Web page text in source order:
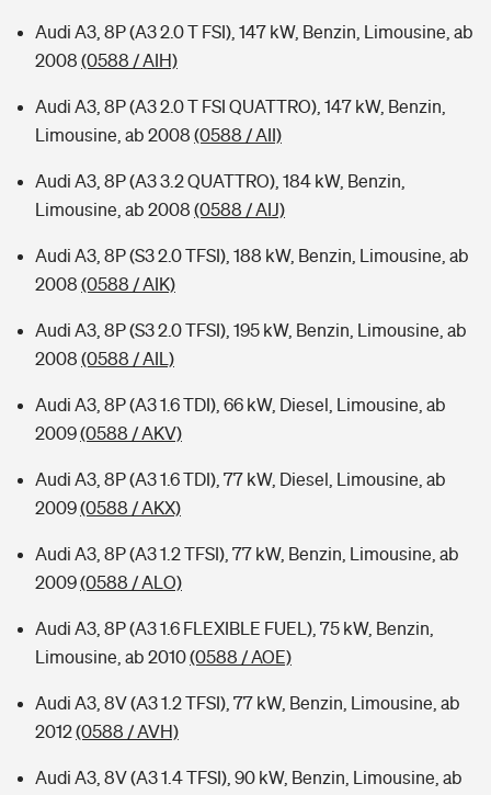
Audi A3, 8P (A3 2.0 T FSI), 147 kW, Benzin, Limousine, ab
2008 (0588 / AIH)
Audi A3, 8P (A3 2.0 T FSI QUATTRO), 147 kW, Benzin,
Limousine, ab 2008 (0588 / AII)
Audi A3, 8P (A3 3.2 QUATTRO), 184 kW, Benzin,
Limousine, ab 2008 (0588 / AIJ)
Audi A3, 8P (S3 2.0 TFSI), 188 kW, Benzin, Limousine, ab
2008 (0588 / AIK)
Audi A3, 8P (S3 2.0 TFSI), 195 kW, Benzin, Limousine, ab
2008 (0588 / AIL)
Audi A3, 8P (A3 1.6 TDI), 66 kW, Diesel, Limousine, ab
2009(0588 / AKV)
Audi A3, 8P (A3 1.6 TDI), 77 kW, Diesel, Limousine, ab
2009(0588 / AKX)
Audi A3, 8P (A3 1.2 TFSI), 77 kW, Benzin, Limousine, ab
2009(0588 / ALO)
Audi A3, 8P (A3 1.6 FLEXIBLE FUEL), 75 kW, Benzin,
Limousine, ab 2010(0588 / AOE)
Audi A3, 8V (A3 1.2 TFSI), 77 kW, Benzin, Limousine, ab
2012(0588 / AVH)
Audi A3, 8V (A3 1.4 TFSI), 90 kW, Benzin, Limousine, ab